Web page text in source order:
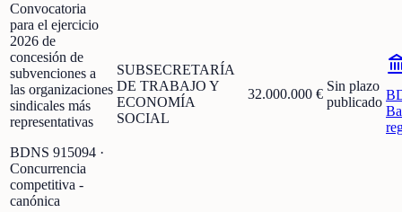
Convocatoria
para el ejercicio
2026 de
concesión de
subvenciones a
las organizaciones
sindicales más
representativas
BDNS 915094 ·
Concurrencia
competitiva -
canónica
SUBSECRETARÍA
DE TRABAJO Y
ECONOMÍA
SOCIAL
32.000.000 €
Sin plazo
publicado